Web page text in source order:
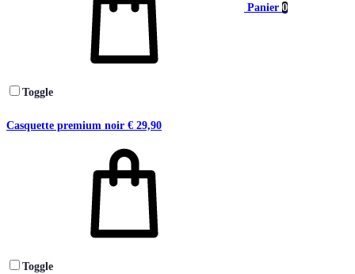
Panier 0
Toggle
Casquette premium noir € 29,90
Toggle